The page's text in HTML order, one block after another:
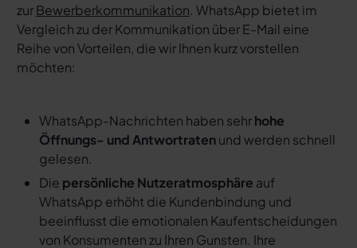
zurBewerberkommunikation. WhatsApp bietet im
Vergleich zu der Kommunikation über E-Mail eine
Reihe von Vorteilen, die wir Ihnen kurz vorstellen
möchten:
WhatsApp-Nachrichten haben sehrhohe
Öffnungs- und Antwortratenund werden schnell
gelesen.
Die persönliche Nutzeratmosphäre auf
WhatsApp erhöht die Kundenbindung und
beeinflusst die emotionalen Kaufentscheidungen
von Konsumenten zu Ihren Gunsten. Ihre